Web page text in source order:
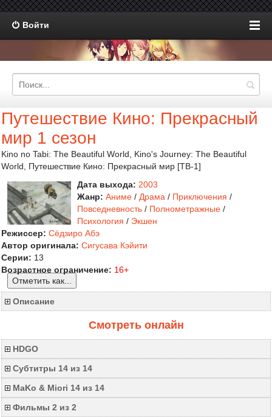
Войти
Путешествие Кино: Прекрасный
мир 1 сезон
Kino no Tabi: The Beautiful World, Kino's Journey: The Beautiful
World, Путешествие Кино: Прекрасный мир [ТВ-1]
Дата выхода: 2003
Жанр: Аниме / Драма / Приключения /
Повседневность / Полнометражные /
Психология / Экшен
Режиссер: Сёдзиро Абэ
Автор оригинала: Сигусава Кэйити
Серии: 13
Возрастное ограничение: 16+
Отметить как...
Описание
Смотреть онлайн
HDGO
Субтитры 14 из 14
MaKo & Miori 14 из 14
Фильмы 2 из 2